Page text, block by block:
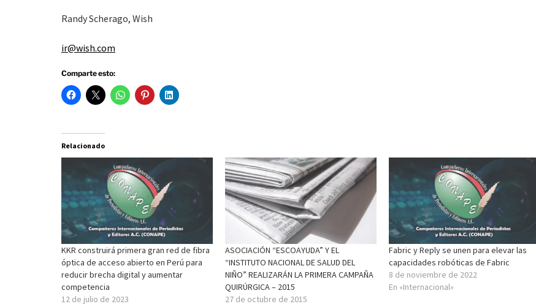
Randy Scherago, Wish
ir@wish.com
Comparte esto:
Relacionado
KKR construirá primera gran red de fibra
óptica de acceso abierto en Perú para
reducir brecha digital y aumentar
competencia
12 de julio de 2023
ASOCIACIÓN “ESCOAYUDA” Y EL
“INSTITUTO NACIONAL DE SALUD DEL
NIÑO” REALIZARÁN LA PRIMERA CAMPAÑA
QUIRÚRGICA – 2015
27 de octubre de 2015
Fabric y Reply se unen para elevar las
capacidades robóticas de Fabric
8 de noviembre de 2022
En «Internacional»